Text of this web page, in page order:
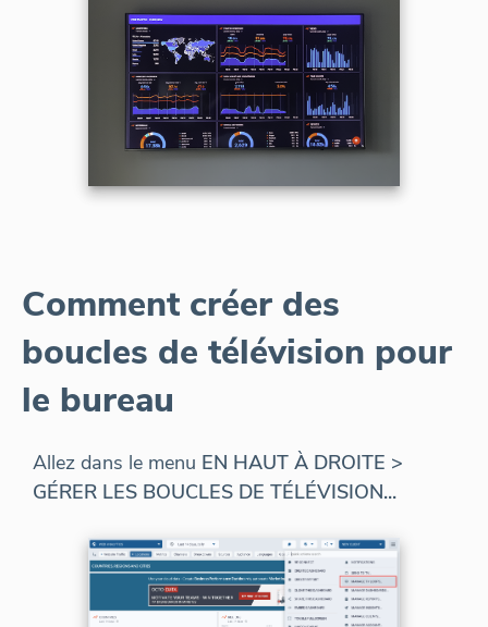
Comment créer des
boucles de télévision pour
le bureau
Allez dans le menu EN HAUT À DROITE >
GÉRER LES BOUCLES DE TÉLÉVISION...